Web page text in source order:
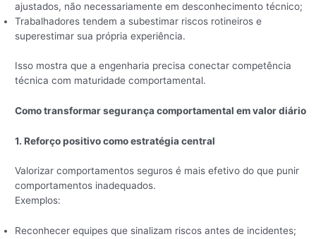
ajustados, não necessariamente em desconhecimento técnico;
Trabalhadores tendem a subestimar riscos rotineiros e
superestimar sua própria experiência.
Isso mostra que a engenharia precisa conectar competência
técnica com maturidade comportamental.
Como transformar segurança comportamental em valor diário
1. Reforço positivo como estratégia central
Valorizar comportamentos seguros é mais efetivo do que punir
comportamentos inadequados.
Exemplos:
Reconhecer equipes que sinalizam riscos antes de incidentes;